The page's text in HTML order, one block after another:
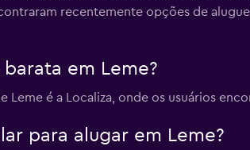
recentemente opções de
em Leme?
é a Localiza, onde os usuários
para alugar em Leme?